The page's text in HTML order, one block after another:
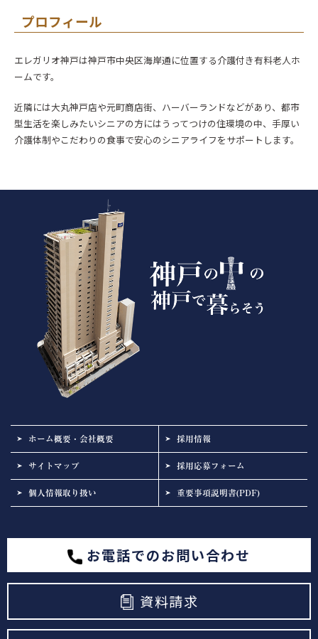
プロフィール
エレガリオ神戸は神戸市中央区海岸通に位置する介護付き有料老人ホ
ームです。
近隣には大丸神戸店や元町商店街、ハーバーランドなどがあり、都市
型生活を楽しみたいシニアの方にはうってつけの住環境の中、手厚い
介護体制やこだわりの食事で安心のシニアライフをサポートします。
ホーム概要・会社概要 採用情報
サイトマップ 採用応募フォーム
個人情報取り扱い 重要事項説明書(PDF)
お電話でのお問い合わせ
資料請求